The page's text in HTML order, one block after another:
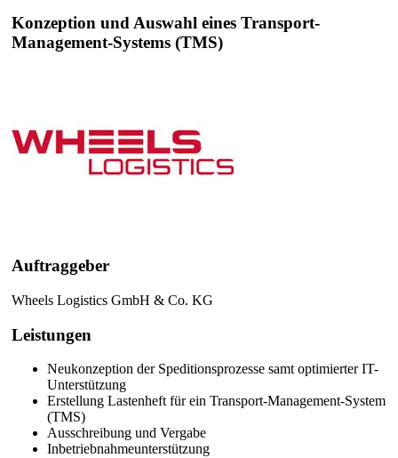
Konzeption und Auswahl eines Transport-
Management-Systems (TMS)
Auftraggeber
Wheels Logistics GmbH & Co. KG
Leistungen
Neukonzeption der Speditionsprozesse samt optimierter IT-
Unterstützung
Erstellung Lastenheft für ein Transport-Management-System
(TMS)
Ausschreibung und Vergabe
Inbetriebnahmeunterstützung